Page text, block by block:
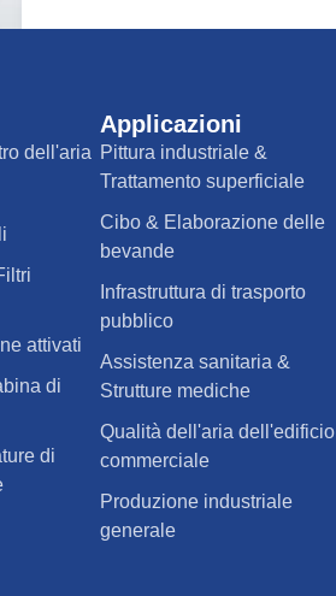
dell'aria
attivati
di
di
Applicazioni
Pittura industriale &
Trattamento superficiale
Cibo & Elaborazione delle
bevande
Infrastruttura di trasporto
pubblico
Assistenza sanitaria &
Strutture mediche
Qualità dell'aria dell'edificio
commerciale
Produzione industriale
generale